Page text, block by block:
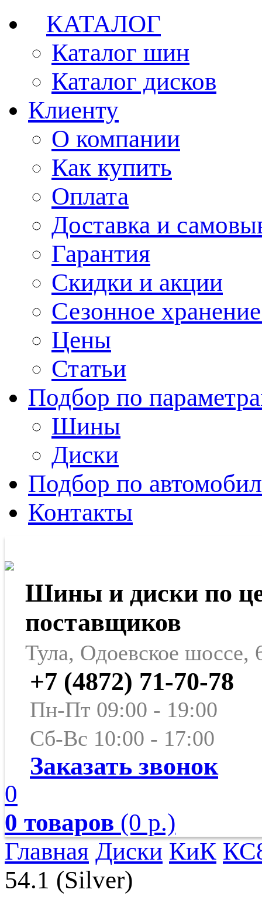
КАТАЛОГ
Каталог шин
Каталог дисков
Клиенту
О компании
Как купить
Оплата
Доставка и
Гарантия
Скидки и акции
Сезонное
Цены
Статьи
Подбор по
Шины
Диски
Подбор по
Контакты
Шины и диски по
поставщиков
Тула, Одоевское шоссе,
+7 (4872) 71-70-78
Пн-Пт 09:00 - 19:00
Сб-Вс 10:00 - 17:00
Заказать звонок
0
0 товаров (0 р.)
Главная Диски КиК
54.1 (Silver)